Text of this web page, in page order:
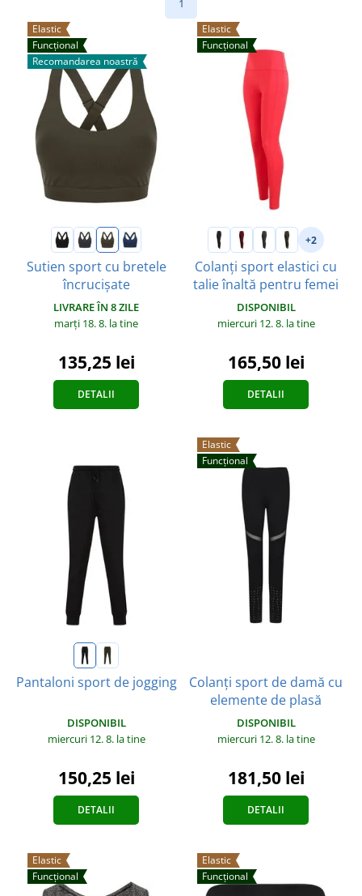
1
Elastic
Funcțional
Recomandarea noastră
Sutien sport cu bretele
încrucișate
LIVRARE ÎN 8 ZILE
marți 18. 8. la tine
135,25 lei
DETALII
Elastic
Funcțional
+2
Colanți sport elastici cu
talie înaltă pentru femei
DISPONIBIL
miercuri 12. 8. la tine
165,50 lei
DETALII
Pantaloni sport de jogging
DISPONIBIL
miercuri 12. 8. la tine
150,25 lei
DETALII
Elastic
Funcțional
Colanți sport de damă cu
elemente de plasă
DISPONIBIL
miercuri 12. 8. la tine
181,50 lei
DETALII
Elastic
Funcțional
Elastic
Funcțional